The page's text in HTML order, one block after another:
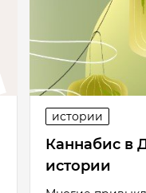
истории
Каннабис в
истории